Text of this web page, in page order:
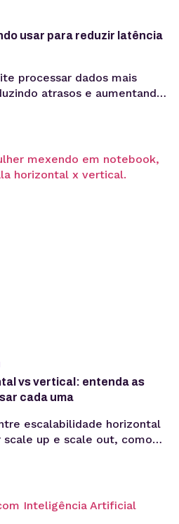
usar para reduzir latência
processar dados mais
atrasos e aumentando
benefícios e quando adotar
responder cada vez
SaaS, e-
vs vertical: entenda as
cada uma
escalabilidade horizontal
up e scale out, como
aplicação. Quando uma
de performance. Em